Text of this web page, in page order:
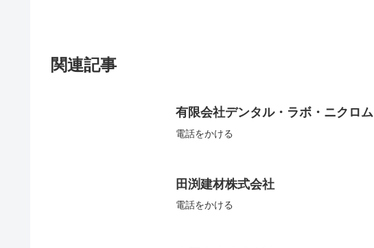
関連記事
有限会社デンタル・ラボ・ニクロム
電話をかける
田渕建材株式会社
電話をかける